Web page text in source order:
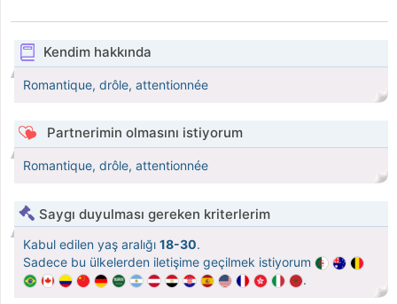
Kendim hakkında
Romantique, drôle, attentionnée
Partnerimin olmasını istiyorum
Romantique, drôle, attentionnée
Saygı duyulması gereken kriterlerim
Kabul edilen yaş aralığı 18-30.
Sadece bu ülkelerden iletişime geçilmek istiyorum
.